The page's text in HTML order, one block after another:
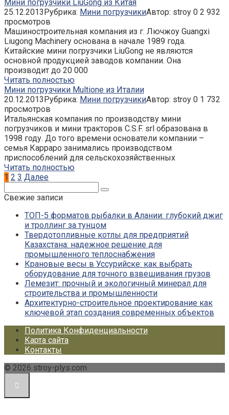
Мини погрузчики LiuGong из Китая
25.12.2013Рубрика: Мини погрузчикиАвтор: stroy 0 2 932
просмотров
Машиностроительная компания из г. Лючжоу Guangxi
Liugong Machinery основана в начале 1989 года.
Китайские мини погрузчики LiuGong не являются
основной продукцией заводов компании. Она
производит до 20 000
Читать полностью
Мини погрузчики Multione из Италии
20.12.2013Рубрика: Мини погрузчикиАвтор: stroy 0 1 732
просмотров
Итальянская компания по производству мини
погрузчиков и мини тракторов C.S.F. srl образована в
1998 году. До того времени основатели компании –
семья Карраро занимались производством
приспособлений для сельскохозяйственных
Читать полностью
Пагинация
1 2 3 Далее
Свежие записи
ТОП-5 форматов рыбалки в Алании: глубокий джиг
и троллинг за тунцом
Твердотопливные котлы для предприятий
Казахстана: надежное решение для
промышленного теплоснабжения
Крановые весы в Уссурийске: как выбрать
оборудование для точного взвешивания грузов
Лемезит: прочный и экологичный минерал для
строительства и промышленности
Архитектурно-строительное проектирование как
ключевой этап создания современных объектов
Политика Конфиденциальности
Карта сайта
Контакты
© 2026 stroy-plys.com